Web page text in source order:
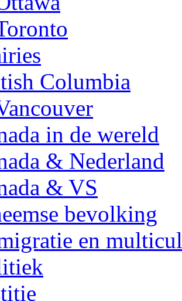
Columbia
in de wereld
& Nederland
& VS
bevolking
en